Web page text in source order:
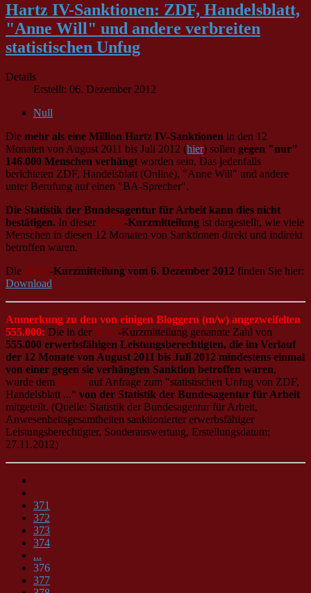
Hartz IV-Sanktionen: ZDF, Handelsblatt,
"Anne Will" und andere verbreiten
statistischen Unfug
Details
Erstellt: 06. Dezember 2012
Null
Die mehr als eine Million Hartz IV-Sanktionen in den 12
Monaten von August 2011 bis Juli 2012 (hier) sollen gegen "nur"
146.000 Menschen verhängt worden sein. Das jedenfalls
berichteten ZDF, Handelsblatt (Online), "Anne Will" und andere
unter Berufung auf einen "BA-Sprecher".
Die Statistik der Bundesagentur für Arbeit kann dies nicht
bestätigen. In dieser BIAJ-Kurzmitteilung ist dargestellt, wie viele
Menschen in diesen 12 Monaten von Sanktionen direkt und indirekt
betroffen waren.
Die BIAJ-Kurzmitteilung vom 6. Dezember 2012 finden Sie hier:
Download
Anmerkung zu den von einigen Bloggern (m/w) angezweifelten
555.000: Die in der BIAJ-Kurzmitteilung genannte Zahl von
555.000 erwerbsfähigen Leistungsberechtigten, die im Verlauf
der 12 Monate von August 2011 bis Juli 2012 mindestens einmal
von einer gegen sie verhängten Sanktion betroffen waren,
wurde dem BIAJ auf Anfrage zum "statistischen Unfug von ZDF,
Handelsblatt ..." von der Statistik der Bundesagentur für Arbeit
mitgeteilt. (Quelle: Statistik der Bundesagentur für Arbeit,
Anwesenheitsgesamtheiten sanktionierter erwerbsfähiger
Leistungsberechtigter, Sonderauswertung, Erstellungsdatum:
27.11.2012)
371
372
373
374
...
376
377